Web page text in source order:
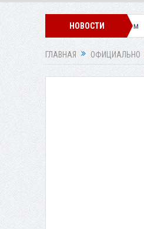
НОВОСТИ
покупателям Экс-
ГЛАВНАЯ ОФИЦИАЛЬНО